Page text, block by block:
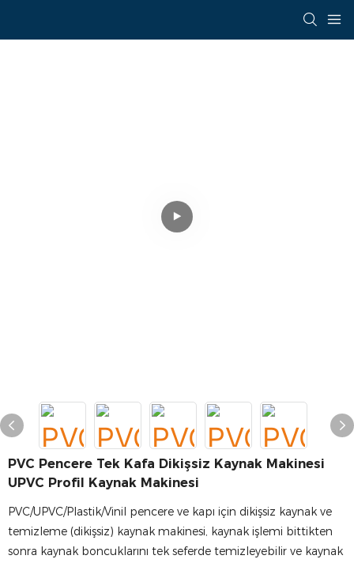
PVC Pencere Tek Kafa Dikişsiz Kaynak Makinesi
UPVC Profil Kaynak Makinesi
PVC/UPVC/Plastik/Vinil pencere ve kapı için dikişsiz kaynak ve
temizleme (dikişsiz) kaynak makinesi, kaynak işlemi bittikten
sonra kaynak boncuklarını tek seferde temizleyebilir ve kaynak